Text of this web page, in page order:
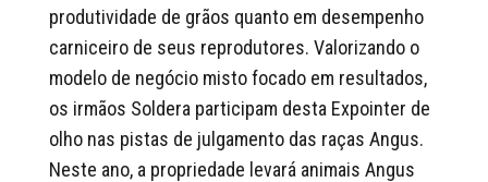
produtividade de grãos quanto em desempenho
carniceiro de seus reprodutores. Valorizando o
modelo de negócio misto focado em resultados,
os irmãos Soldera participam desta Expointer de
olho nas pistas de julgamento das raças Angus.
Neste ano, a propriedade levará animais Angus